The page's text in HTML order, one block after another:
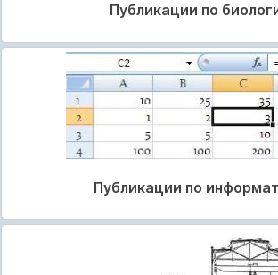
Публикации по
Публикации по